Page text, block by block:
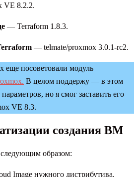
VE 8.2.2.
— Terraform 1.8.3.
— telmate/proxmox 3.0.1-rc2.
еще посоветовали модуль
В целом поддержу — в этом
но я смог заставить его
VE 8.3.
создания ВМ
образом:
Image нужного дистрибутива.